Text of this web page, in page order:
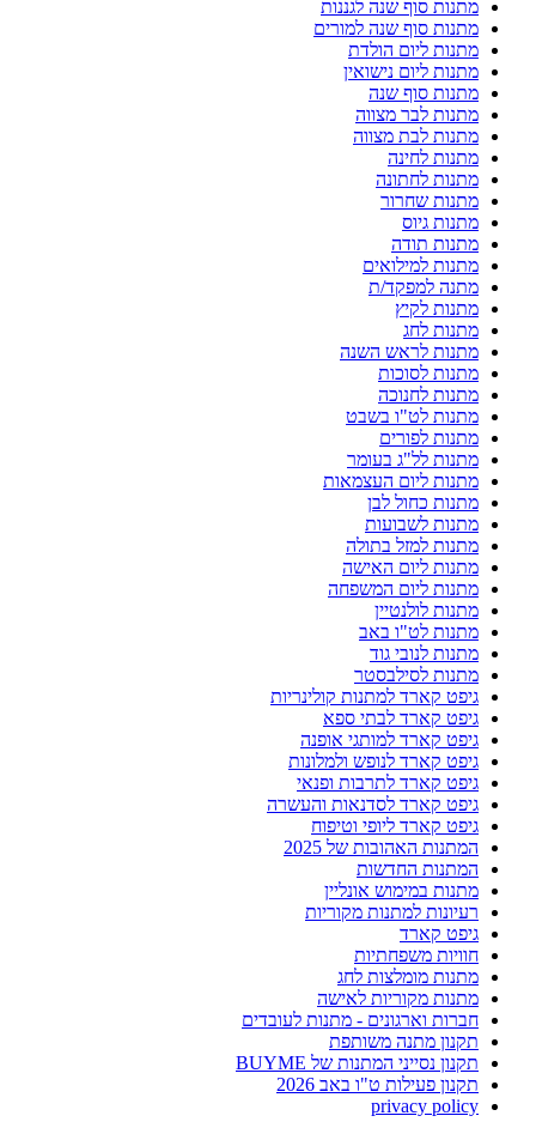
מתנות סוף שנה לגננות
מתנות סוף שנה למורים
מתנות ליום הולדת
מתנות ליום נישואין
מתנות סוף שנה
מתנות לבר מצווה
מתנות לבת מצווה
מתנות לחינה
מתנות לחתונה
מתנות שחרור
מתנות גיוס
מתנות תודה
מתנות למילואים
מתנה למפקד/ת
מתנות לקיץ
מתנות לחג
מתנות לראש השנה
מתנות לסוכות
מתנות לחנוכה
מתנות לט"ו בשבט
מתנות לפורים
מתנות לל"ג בעומר
מתנות ליום העצמאות
מתנות כחול לבן
מתנות לשבועות
מתנות למזל בתולה
מתנות ליום האישה
מתנות ליום המשפחה
מתנות לולנטיין
מתנות לט"ו באב
מתנות לנובי גוד
מתנות לסילבסטר
גיפט קארד למתנות קולינריות
גיפט קארד לבתי ספא
גיפט קארד למותגי אופנה
גיפט קארד לנופש ולמלונות
גיפט קארד לתרבות ופנאי
גיפט קארד לסדנאות והעשרה
גיפט קארד ליופי וטיפוח
המתנות האהובות של 2025
המתנות החדשות
מתנות במימוש אונליין
רעיונות למתנות מקוריות
גיפט קארד
חוויות משפחתיות
מתנות מומלצות לחג
מתנות מקוריות לאישה
חברות וארגונים - מתנות לעובדים
תקנון מתנה משותפת
תקנון נסייני המתנות של BUYME
תקנון פעילות ט"ו באב 2026
privacy policy